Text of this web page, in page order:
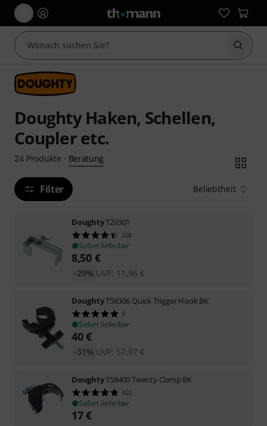
Suche
Doughty Haken, Schellen,
Coupler etc.
24 Produkte · Beratung
Filter Beliebtheit
DoughtyT20301
228
Sofort lieferbar
8,50 €
UVP: 11,96 €
-29%
DoughtyT58306 Quick Trigger Hook BK
8
Sofort lieferbar
40€
UVP: 57,97 €
-31%
DoughtyT58400 Twenty Clamp BK
422
Sofort lieferbar
17€